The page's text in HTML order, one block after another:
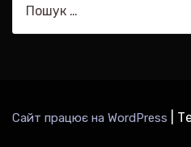
Сайт працює на WordPress